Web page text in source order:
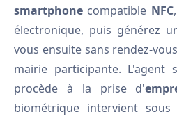
smartphone compatible NFC
électronique, puis générez
vous ensuite sans rendez-
mairie participante. L'agent
procède à la prise d'
biométrique intervient